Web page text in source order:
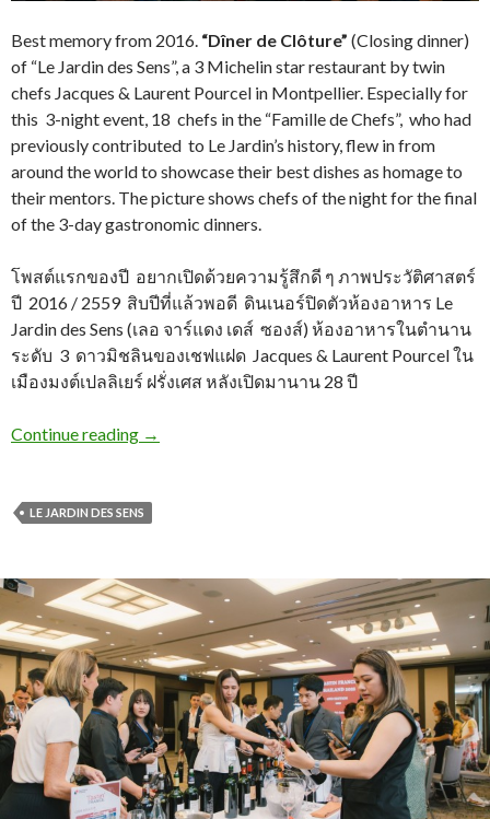
Best memory from 2016. “Dîner de Clôture” (Closing dinner)
of “Le Jardin des Sens”, a 3 Michelin star restaurant by twin
chefs Jacques & Laurent Pourcel in Montpellier. Especially for
this 3-night event, 18 chefs in the “Famille de Chefs”, who had
previously contributed to Le Jardin’s history, flew in from
around the world to showcase their best dishes as homage to
their mentors. The picture shows chefs of the night for the final
of the 3-day gastronomic dinners.
โพสต์แรกของปี อยากเปิดด้วยความรู้สึกดี ๆ ภาพประวัติศาสตร์
ปี 2016 / 2559 สิบปีที่แล้วพอดี ดินเนอร์ปิดตัวห้องอาหาร Le
Jardin des Sens (เลอ จาร์แดง เดส์ ซองส์) ห้องอาหารในตำนาน
ระดับ 3 ดาวมิชลินของเชฟแฝด Jacques & Laurent Pourcel ใน
เมืองมงต์เปลลิเยร์ ฝรั่งเศส หลังเปิดมานาน 28 ปี
Continue reading →
LE JARDIN DES SENS